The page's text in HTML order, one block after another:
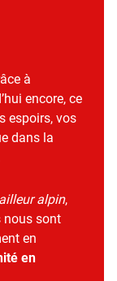
à
encore, ce
espoirs, vos
dans la
alpin,
nous sont
en
en